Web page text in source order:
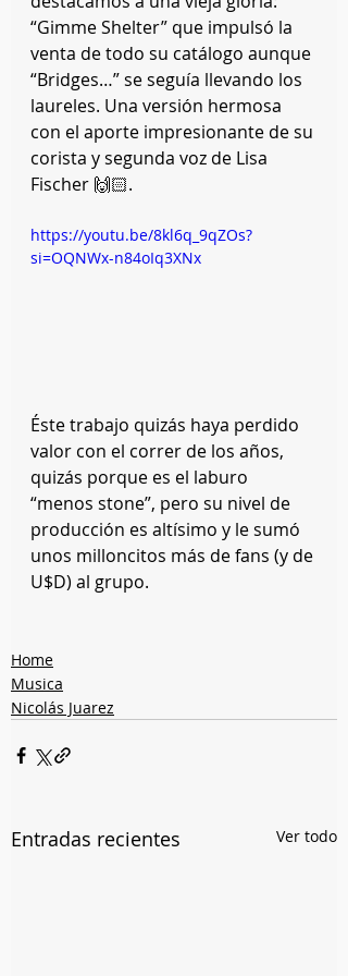
“Gimme Shelter” que impulsó la
venta de todo su catálogo aunque
“Bridges…” se seguía llevando los
laureles. Una versión hermosa
con el aporte impresionante de su
corista y segunda voz de Lisa
Fischer 🙌🏻.
https://youtu.be/8kl6q_9qZOs?
si=OQNWx-n84oIq3XNx
Éste trabajo quizás haya perdido
valor con el correr de los años,
quizás porque es el laburo
“menos stone”, pero su nivel de
producción es altísimo y le sumó
unos milloncitos más de fans (y de
U$D) al grupo.
Home
Musica
Nicolás Juarez
Entradas recientes Ver todo